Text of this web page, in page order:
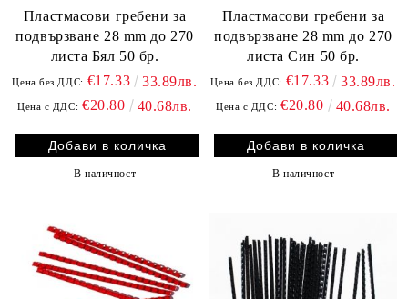
Пластмасови гребени за
подвързване 28 mm до 270
листа Бял 50 бр.
Цена без ДДС: €17.33 33.89лв.
Цена с ДДС: €20.80 40.68лв.
В наличност
Пластмасови гребени за
подвързване 28 mm до 270
листа Син 50 бр.
Цена без ДДС: €17.33 33.89лв.
Цена с ДДС: €20.80 40.68лв.
В наличност